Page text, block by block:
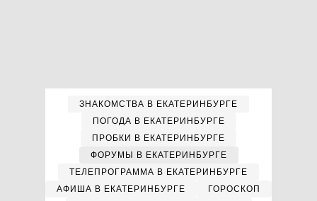
ЗНАКОМСТВА В ЕКАТЕРИНБУРГЕ
ПОГОДА В ЕКАТЕРИНБУРГЕ
ПРОБКИ В ЕКАТЕРИНБУРГЕ
ФОРУМЫ В ЕКАТЕРИНБУРГЕ
ТЕЛЕПРОГРАММА В ЕКАТЕРИНБУРГЕ
АФИША В ЕКАТЕРИНБУРГЕ
ГОРОСКОП